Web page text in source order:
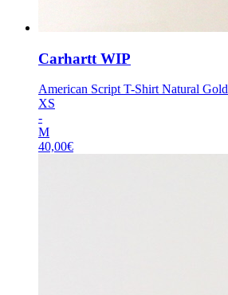
Carhartt WIP
American Script T-Shirt Natural Gold
XS
-
M
40,00€